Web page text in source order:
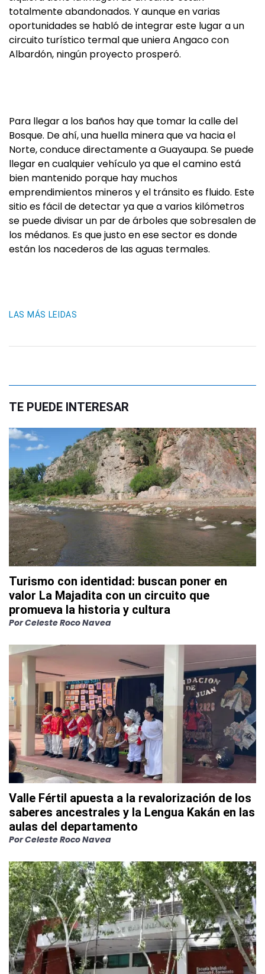
totalmente abandonados. Y aunque en varias
oportunidades se habló de integrar este lugar a un
circuito turístico termal que uniera Angaco con
Albardón, ningún proyecto prosperó.
Para llegar a los baños hay que tomar la calle del
Bosque. De ahí, una huella minera que va hacia el
Norte, conduce directamente a Guayaupa. Se puede
llegar en cualquier vehículo ya que el camino está
bien mantenido porque hay muchos
emprendimientos mineros y el tránsito es fluido. Este
sitio es fácil de detectar ya que a varios kilómetros
se puede divisar un par de árboles que sobresalen de
los médanos. Es que justo en ese sector es donde
están los nacederos de las aguas termales.
LAS MÁS LEIDAS
TE PUEDE INTERESAR
Turismo con identidad: buscan poner en
valor La Majadita con un circuito que
promueva la historia y cultura
PorCeleste Roco Navea
Valle Fértil apuesta a la revalorización de los
saberes ancestrales y la Lengua Kakán en las
aulas del departamento
PorCeleste Roco Navea